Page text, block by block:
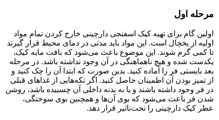
مرحله اول
اولین گام برای تهیه کیک اسفنجی دارچینی خارج کردن تمام مواد
اولیه از یخچال است. این مواد باید مدتی در دمای محیط قرار گیرند
تا کمی گرم شوند. این موضوع باعث می‌شود که بافت مایه کیک،
یکدست شده و هیچ ناهماهنگی در آن وجود نداشته باشد. در مرحله
بعد بایستی فر را آماده کنید. بدین صورت که ابتدا آن را چک کنید و
از تمیز بودن آن اطمینان حاصل کنید. اگر تکه‌هایی از غذاهای قبلی
در فر وجود داشته باشند و یا به بدنه داخلی آن چسبیده باشد، روشن
شدن فر باعث می‌شود که بوی آن‌ها و همچنین بوی سوختگی،
عطر کیک دارچینی را تحت‌تاثیر قرار دهد.